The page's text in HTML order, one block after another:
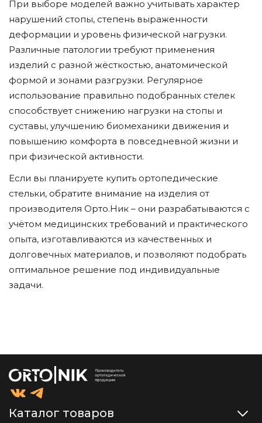
При выборе моделей важно учитывать характер
нарушений стопы, степень выраженности
деформации и уровень физической нагрузки.
Различные патологии требуют применения
изделий с разной жёсткостью, анатомической
формой и зонами разгрузки. Регулярное
использование правильно подобранных стелек
способствует снижению нагрузки на стопы и
суставы, улучшению биомеханики движения и
повышению комфорта в повседневной жизни и
при физической активности.
Если вы планируете купить ортопедические
стельки, обратите внимание на изделия от
производителя Орто.Ник – они разрабатываются с
учётом медицинских требований и практического
опыта, изготавливаются из качественных и
долговечных материалов, и позволяют подобрать
оптимальное решение под индивидуальные
задачи.
Каталог товаров